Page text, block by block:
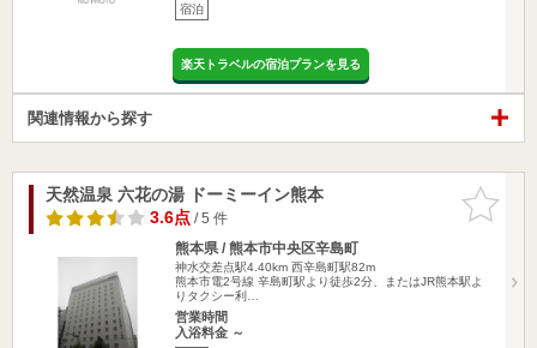
宿泊
楽天トラベルの宿泊プランを見る
関連情報から探す
お気に入
りに追加
天然温泉 六花の湯 ドーミーイン熊本
3.6点/ 5 件
熊本県 / 熊本市中央区辛島町
神水交差点駅4.40km 西辛島町駅82m
熊本市電2号線 辛島町駅より徒歩2分、またはJR熊本駅よ
りタクシー利…
営業時間
入浴料金 ～